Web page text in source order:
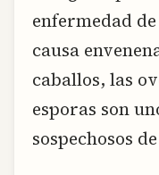
enfermedad
causa
caballos, las
esporas son
sospechosos